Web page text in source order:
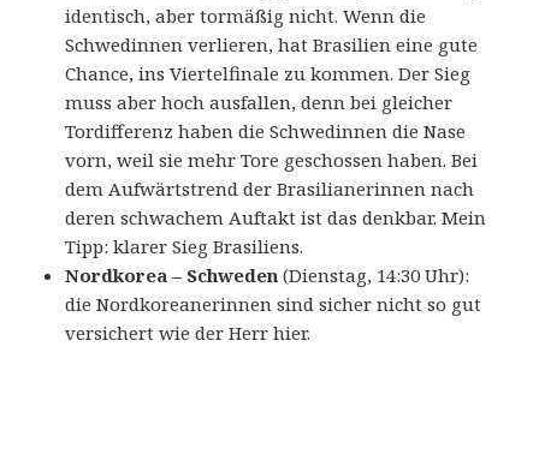
identisch, aber tormäßig nicht. Wenn die
Schwedinnen verlieren, hat Brasilien eine gute
Chance, ins Viertelfinale zu kommen. Der Sieg
muss aber hoch ausfallen, denn bei gleicher
Tordifferenz haben die Schwedinnen die Nase
vorn, weil sie mehr Tore geschossen haben. Bei
dem Aufwärtstrend der Brasilianerinnen nach
deren schwachem Auftakt ist das denkbar. Mein
Tipp: klarer Sieg Brasiliens.
Nordkorea – Schweden (Dienstag, 14:30 Uhr):
die Nordkoreanerinnen sind sicher nicht so gut
versichert wie der Herr hier.